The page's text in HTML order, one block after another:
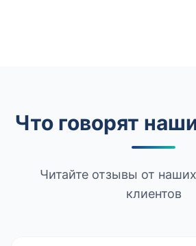
Что говорят
Читайте отзывы от
клиентов